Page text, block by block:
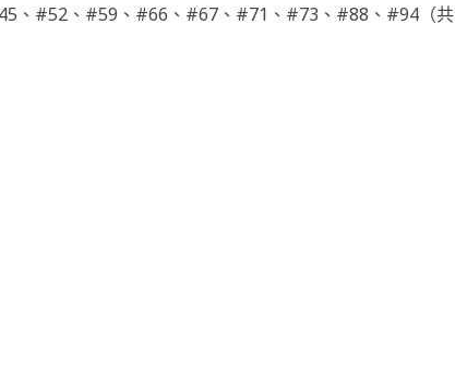
、#52、#59、#66、#67、#71、#73、#88、#94（共